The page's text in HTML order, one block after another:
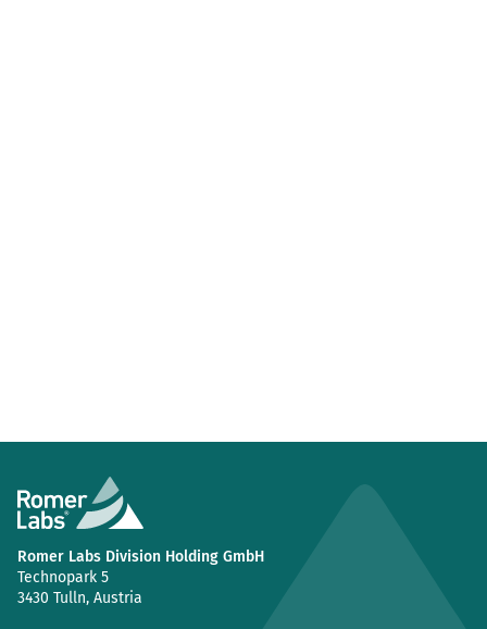
Romer Labs Division Holding GmbH
Technopark 5
3430 Tulln, Austria